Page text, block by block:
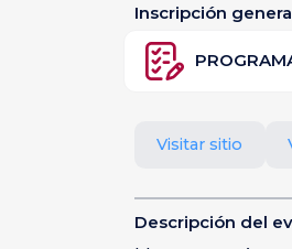
Inscripción
Visitar sitio
Descripción del